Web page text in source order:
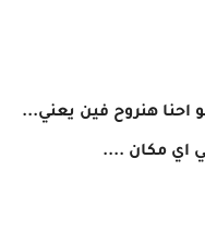
هنروح فين يعني...
اي مكان ....